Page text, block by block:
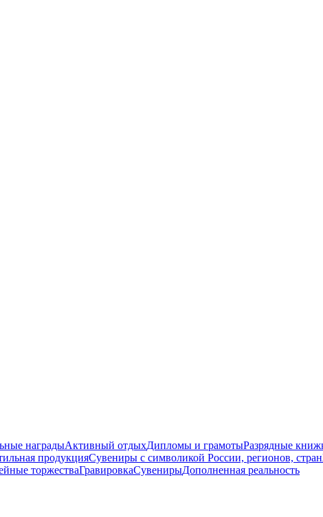
наградыАктивный отдыхДипломы и грамотыРазрядные
продукцияСувениры с символикой России, регионов, стран
торжестваГравировкаСувенирыДополненная реальность